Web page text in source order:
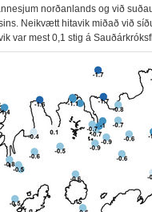
norðanlands og við
Neikvætt hitavik miðað við
var mest 0,1 stig á